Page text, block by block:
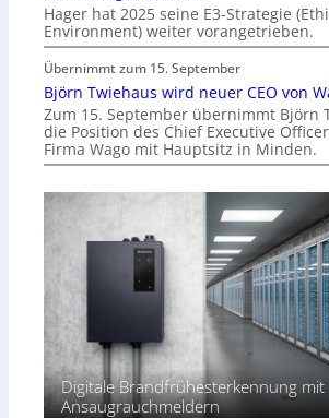
Hager hat 2025 seine E3-Strategie
Environment) weiter vorangetrieben.
Übernimmt zum 15. September
Björn Twiehaus wird neuer CEO von
Zum 15. September übernimmt Björn
die Position des Chief Executive
Firma Wago mit Hauptsitz in Minden.
Digitale Brandfrühesterkennung mit
Ansaugrauchmeldern